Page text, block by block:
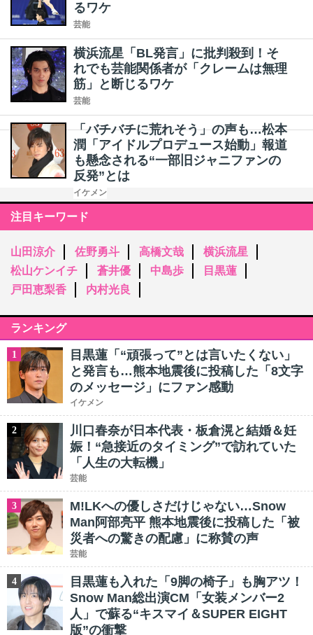
るワケ
芸能
横浜流星「BL発言」に批判殺到！そ
れでも芸能関係者が「クレームは無理
筋」と断じるワケ
芸能
「バチバチに荒れそう」の声も…松本
潤「アイドルプロデュース始動」報道
も懸念される“一部旧ジャニファンの
反発”とは
イケメン
注目キーワード
山田涼介 佐野勇斗 高橋文哉
横浜流星
松山ケンイチ
蒼井優 中島歩
目黒蓮
戸田恵梨香
内村光良
ランキング
1
目黒蓮「“頑張って”とは言いたくない」
と発言も…熊本地震後に投稿した「8文字
のメッセージ」にファン感動
イケメン
2
川口春奈が日本代表・板倉滉と結婚＆妊
娠！“急接近のタイミング”で訪れていた
「人生の大転機」
芸能
3
M!LKへの優しさだけじゃない…Snow
Man阿部亮平 熊本地震後に投稿した「被
災者への驚きの配慮」に称賛の声
芸能
4
目黒蓮も入れた「9脚の椅子」も胸アツ！
Snow Man総出演CM「女装メンバー2
人」で蘇る“キスマイ＆SUPER EIGHT
版”の衝撃